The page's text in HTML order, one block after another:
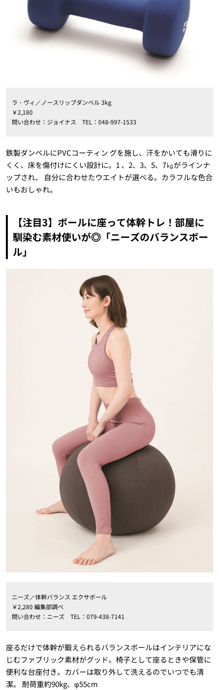
ラ・ヴィ／ノースリップダンベル 3kg
￥2,180
問い合わせ：ジョイナス TEL：048-997-1533
鉄製ダンベルにPVCコーティン グを施し、汗をかいても滑りに
くく、床を傷付けにくい設計に。1 、2、3、5、7㎏がラインナ
ップされ、 自分に合わせたウエイトが選べる。カラフルな色合
いもおしゃれ。
【注目3】ボールに座って体幹トレ！部屋に
馴染む素材使いが◎「ニーズのバランスボー
ル」
ニーズ／体幹バランス エクサボール
￥2,280 編集部調べ
問い合わせ：ニーズ TEL：079-438-7141
座るだけで体幹が鍛えられるバランスボールはインテリアにな
じむファブリック素材がグッド。椅子として座るときや保管に
便利な台座付き。カバーは取り外して洗えるのでいつでも清
潔。 耐荷重約90kg、φ55cm